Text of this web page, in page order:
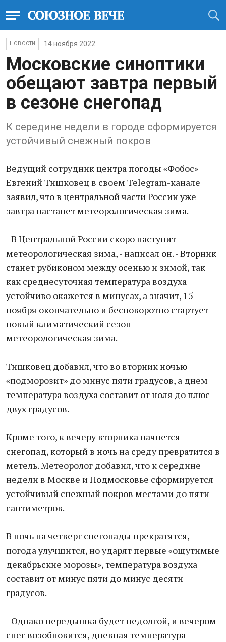
НОВОСТИ 14 ноября 2022
Московские синоптики
обещают завтра первый
в сезоне снегопад
К середине недели в городе сформируется
устойчивый снежный покров
Ведущий сотрудник центра погоды «Фобос»
Евгений Тишковец в своем Telegram-канале
заявил, что в центральной части России уже
завтра настанет метеорологическая зима.
- В Центральной России скоро наступит
метеорологическая зима, - написал он. - Вторник
станет рубиконом между осенью и зимой, так
как среднесуточная температура воздуха
устойчиво окажется в минусах, а значит, 15
ноября окончательно и бесповоротно стартует
новый климатический сезон -
метеорологическая зима.
Тишковец добавил, что во вторник ночью
«подморозит» до минус пяти градусов, а днем
температура воздуха составит от ноля до плюс
двух градусов.
Кроме того, к вечеру вторника начнется
снегопад, который в ночь на среду превратится в
метель. Метеоролог добавил, что к середине
недели в Москве и Подмосковье сформируется
устойчивый снежный покров местами до пяти
сантиметров.
В ночь на четверг снегопады прекратятся,
погода улучшится, но ударят первые «ощутимые
декабрьские морозы», температура воздуха
составит от минус пяти до минус десяти
градусов.
- Однако передышка будет недолгой, и вечером
снег возобновится, дневная температура